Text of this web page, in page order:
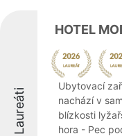
Laureáti
HOTEL
Ubytovací
nachází v
blízkosti
hora - Pec